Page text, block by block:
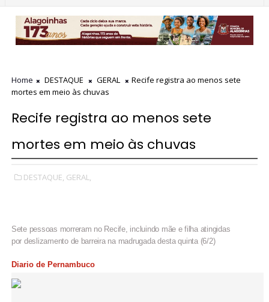
Home DESTAQUE GERAL
Recife registra ao menos sete
mortes em meio às chuvas
Recife registra ao menos sete
mortes em meio às chuvas
DESTAQUE, GERAL,
Sete pessoas morreram no Recife, incluindo mãe e filha atingidas
por deslizamento de barreira na madrugada desta quinta (6/2)
Diario de Pernambuco